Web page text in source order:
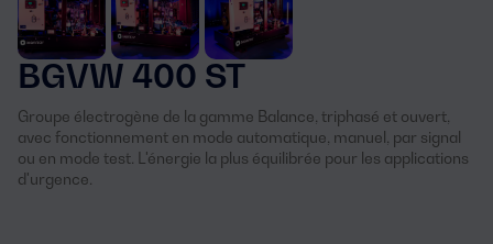
BGVW 400 ST
Groupe électrogène de la gamme Balance, triphasé et ouvert,
avec fonctionnement en mode automatique, manuel, par signal
ou en mode test. L'énergie la plus équilibrée pour les applications
d'urgence.